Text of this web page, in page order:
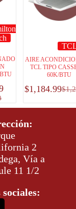
AIRE
TCL TIPO
60K/BTU
$
$1,184.99
2
Vía a
11 1/2
sociales: